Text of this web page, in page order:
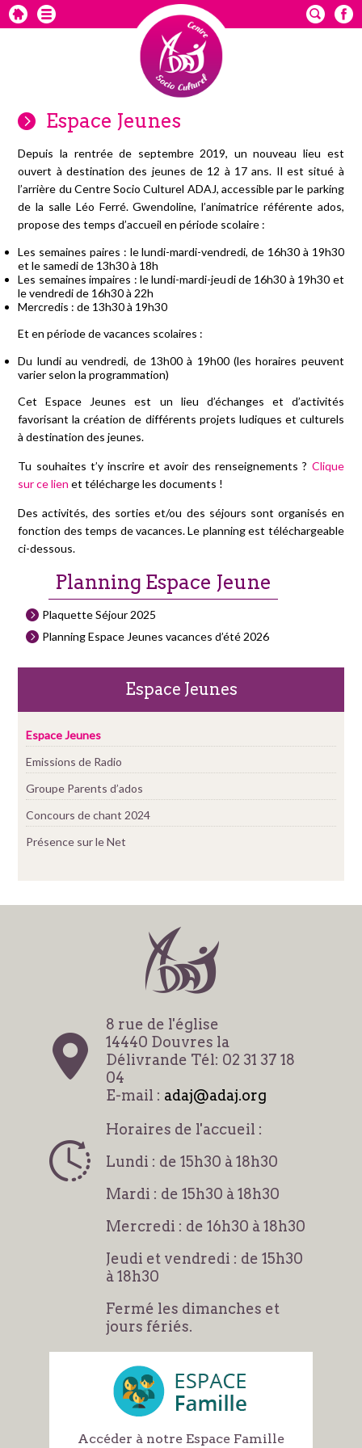
Espace Jeunes
Espace Jeunes
Emissions de Radio
Groupe Parents d’ados
Concours de chant 2024
Présence sur le Net
Espace Jeunes
Depuis la rentrée de septembre 2019, un nouveau lieu est
ouvert à destination des jeunes de 12 à 17 ans. Il est situé à
l’arrière du Centre Socio Culturel ADAJ, accessible par le parking
de la salle Léo Ferré. Gwendoline, l’animatrice référente ados,
propose des temps d’accueil en période scolaire :
Les semaines paires : le lundi-mardi-vendredi, de 16h30 à 19h30
et le samedi de 13h30 à 18h
Les semaines impaires : le lundi-mardi-jeudi de 16h30 à 19h30 et
le vendredi de 16h30 à 22h
Mercredis : de 13h30 à 19h30
Et en période de vacances scolaires :
Du lundi au vendredi, de 13h00 à 19h00 (les horaires peuvent
varier selon la programmation)
Cet Espace Jeunes est un lieu d’échanges et d’activités
favorisant la création de différents projets ludiques et culturels
à destination des jeunes.
Tu souhaites t’y inscrire et avoir des renseignements ? Clique
sur ce lien et télécharge les documents !
Des activités, des sorties et/ou des séjours sont organisés en
fonction des temps de vacances. Le planning est téléchargeable
ci-dessous.
Planning Espace Jeune
Plaquette Séjour 2025
Planning Espace Jeunes vacances d’été 2026
8 rue de l'église
14440 Douvres la
Délivrande Tél: 02 31 37 18
04
E-mail : adaj@adaj.org
Horaires de l'accueil :
Lundi : de 15h30 à 18h30
Mardi : de 15h30 à 18h30
Mercredi : de 16h30 à 18h30
Jeudi et vendredi : de 15h30
à 18h30
Fermé les dimanches et
jours fériés.
Accéder à notre Espace Famille